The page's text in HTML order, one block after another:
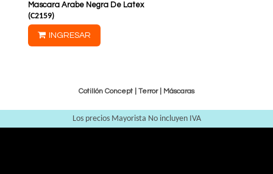
Mascara Arabe Negra De Latex
(C2159)
INGRESAR
Cotillón Concept | Terror| Máscaras
Los precios Mayorista No incluyen IVA